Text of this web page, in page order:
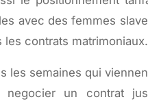
avec des femmes
contrats matrimoniaux.
les semaines qui
negocier un contrat